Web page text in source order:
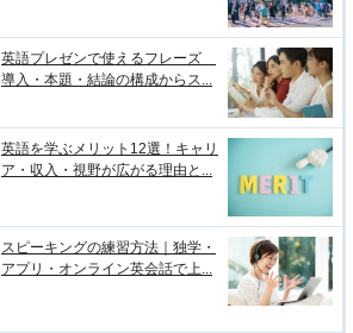
英語プレゼンで使えるフレーズ
導入・本題・結論の構成からス...
英語を学ぶメリット12選！キャリ
ア・収入・視野が広がる理由と...
スピーキングの練習方法｜独学・
アプリ・オンライン英会話で上...